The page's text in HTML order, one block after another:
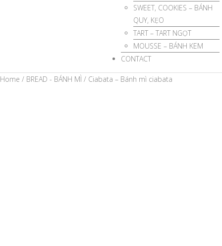
SWEET, COOKIES – BÁNH
QUY, KẸO
TART – TART NGỌT
MOUSSE – BÁNH KEM
CONTACT
Home / BREAD - BÁNH MÌ / Ciabata – Bánh mì ciabata